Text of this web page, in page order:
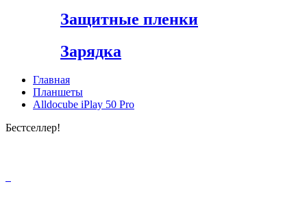
Защитные пленки
Зарядка
Главная
Планшеты
Alldocube iPlay 50 Pro
Бестселлер!